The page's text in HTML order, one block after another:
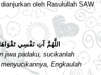
oleh Rasulullah SAW
اللَّهُمَّ آتِ نَفْسِي
jiwa padaku, sucikanlah
Engkaulah